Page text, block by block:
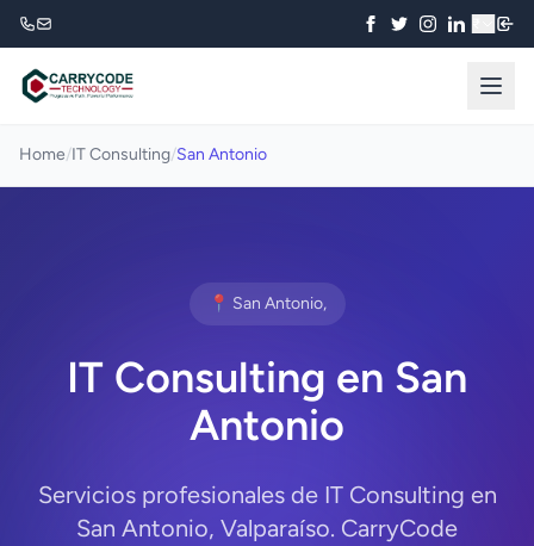
Home/IT Consulting/San Antonio
📍 San Antonio,
IT Consulting en San
Antonio
Servicios profesionales de IT Consulting en
San Antonio, Valparaíso. CarryCode